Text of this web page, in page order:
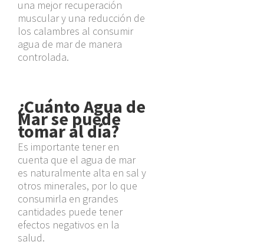
una mejor recuperación
muscular y una reducción de
los calambres al consumir
agua de mar de manera
controlada.
¿Cuánto Agua de
Marse puede
tomar al día?
Es importante tener en
cuenta que el agua de mar
es naturalmente alta en sal y
otros minerales, por lo que
consumirla en grandes
cantidades puede tener
efectos negativos en la
salud.